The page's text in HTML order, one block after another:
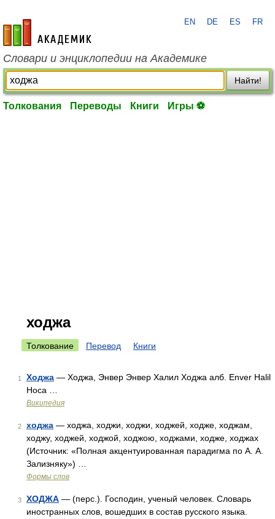
academic.ru
EN DE ES FR
Словари и энциклопедии на Академике
Найти!
Толкования Переводы Книги Игры ⚽
ходжа
Толкование Перевод Книги
1 Ходжа — Ходжа, Энвер Энвер Халил Ходжа алб. Enver Halil
Hoca …
Википедия
2 ходжа — ходжа, ходжи, ходжи, ходжей, ходже, ходжам,
ходжу, ходжей, ходжой, ходжою, ходжами, ходже, ходжах
(Источник: «Полная акцентуированная парадигма по А. А.
Зализняку») …
Формы слов
3 ХОДЖА — (перс.). Господин, ученый человек. Словарь
иностранных слов, вошедших в состав русского языка.